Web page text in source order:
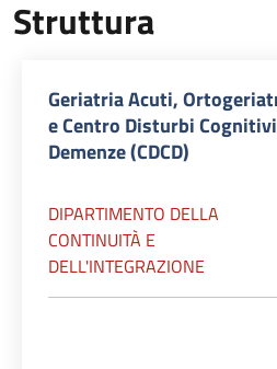
Struttura
Geriatria Acuti,
e Centro Disturbi
Demenze (CDCD)
DIPARTIMENTO DELLA
CONTINUITÀ E
DELL'INTEGRAZIONE